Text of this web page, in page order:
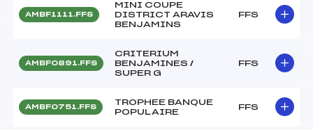
AMBF1111.FFS
MINI COUPE
DISTRICT ARAVIS
BENJAMINS
FFS
AMBF0891.FFS
CRITERIUM
BENJAMINES /
SUPER G
FFS
AMBF0751.FFS
TROPHEE BANQUE
POPULAIRE
FFS